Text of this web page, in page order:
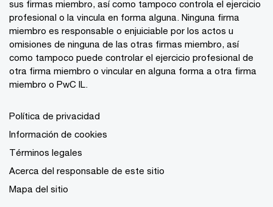
sus firmas miembro, así como tampoco controla el ejercicio
profesional o la vincula en forma alguna. Ninguna firma
miembro es responsable o enjuiciable por los actos u
omisiones de ninguna de las otras firmas miembro, así
como tampoco puede controlar el ejercicio profesional de
otra firma miembro o vincular en alguna forma a otra firma
miembro o PwC IL.
Política de privacidad
Información de cookies
Términos legales
Acerca del responsable de este sitio
Mapa del sitio